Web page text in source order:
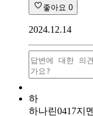
좋아요 0
2024.12.14
하
하나린0417지